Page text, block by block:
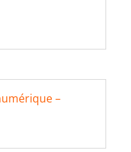
–